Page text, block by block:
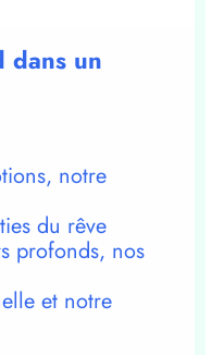
dans un
notre
du rêve
profonds, nos
et notre